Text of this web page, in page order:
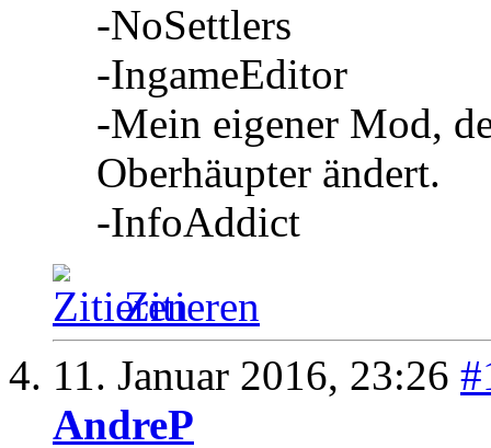
-NoSettlers
-IngameEditor
-Mein eigener Mod,
Oberhäupter ändert.
-InfoAddict
Zitieren
11. Januar 2016, 23:26
AndreP